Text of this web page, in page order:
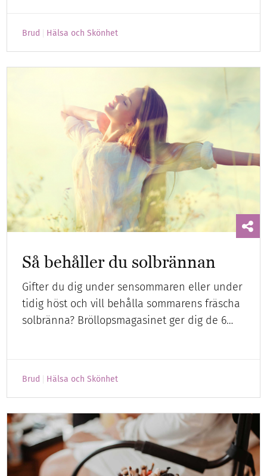
Brud Hälsa och Skönhet
Så behåller du solbrännan
Gifter du dig under sensommaren eller under
tidig höst och vill behålla sommarens fräscha
solbränna? Bröllopsmagasinet ger dig de 6…
Brud Hälsa och Skönhet